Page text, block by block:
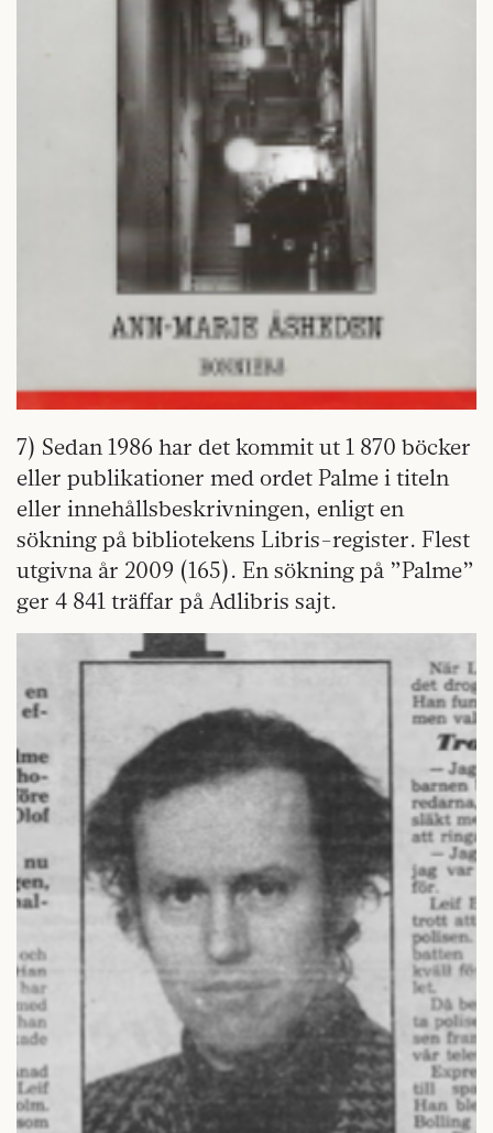
7) Sedan 1986 har det kommit ut 1 870 böcker
eller publikationer med ordet Palme i titeln
eller innehållsbeskrivningen, enligt en
sökning på bibliotekens Libris-register. Flest
utgivna år 2009 (165). En sökning på ”Palme”
ger 4 841 träffar på Adlibris sajt.